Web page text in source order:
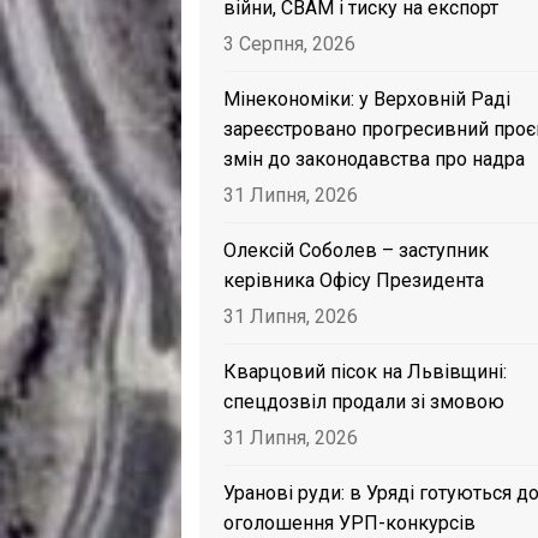
війни, CBAM і тиску на експорт
3 Серпня, 2026
Мінекономіки: у Верховній Раді
зареєстровано прогресивний
змін до законодавства про надра
31 Липня, 2026
Олексій Соболев – заступник
керівника Офісу Президента
31 Липня, 2026
Кварцовий пісок на Львівщині:
спецдозвіл продали зі змовою
31 Липня, 2026
Уранові руди: в Уряді готуються до
оголошення УРП-конкурсів